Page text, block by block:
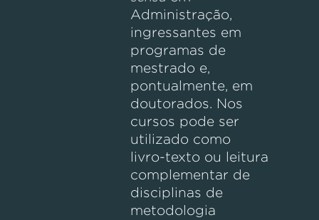
Administração,
ingressantes em
programas de
mestrado e,
pontualmente, em
doutorados. Nos
cursos pode ser
utilizado como
livro-texto ou leitura
complementar de
disciplinas de
metodologia